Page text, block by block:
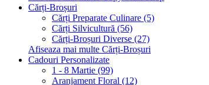
Cărți-Broșuri
Cărți Preparate Culinare (5)
Cărți Silvicultură (56)
Cărți-Broșuri Diverse (27)
Afiseaza mai multe Cărți-Broșuri
Cadouri Personalizate
1 - 8 Martie (99)
Aranjament Floral (12)